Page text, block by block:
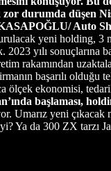
durumda düşen
Auto
yeni holding,
2023 yılı
rakamından
başarılı olduğu
ekonomisi,
başlaması,
Umarız yeni
Ya da 300 ZX